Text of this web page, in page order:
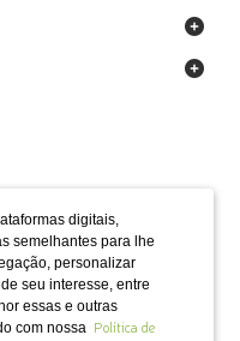
digitais,
semelhantes para lhe
personalizar
seu interesse, entre
essas e outras
com nossa Política de